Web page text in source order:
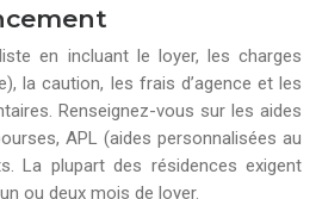
en incluant le loyer, les charges
la caution, les frais d’agence et les
Renseignez-vous sur les aides
APL (aides personnalisées au
La plupart des résidences exigent
ou deux mois de loyer.